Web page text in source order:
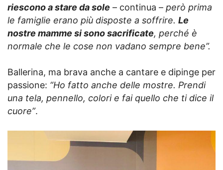
riescono a stare da sole – continua – però prima
le famiglie erano più disposte a soffrire. Le
nostre mamme si sono sacrificate, perché è
normale che le cose non vadano sempre bene”.
Ballerina, ma brava anche a cantare e dipinge per
passione: “Ho fatto anche delle mostre. Prendi
una tela, pennello, colori e fai quello che ti dice il
cuore”.